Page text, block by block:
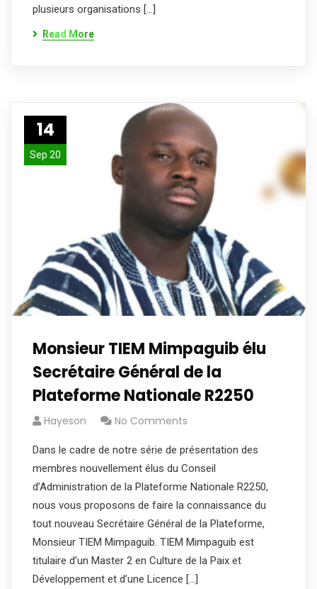
plusieurs organisations […]
Read More
14
Sep 20
Monsieur TIEM Mimpaguib élu
Secrétaire Général de la
Plateforme Nationale R2250
Hayeson No Comments
Dans le cadre de notre série de présentation des
membres nouvellement élus du Conseil
d’Administration de la Plateforme Nationale R2250,
nous vous proposons de faire la connaissance du
tout nouveau Secrétaire Général de la Plateforme,
Monsieur TIEM Mimpaguib. TIEM Mimpaguib est
titulaire d’un Master 2 en Culture de la Paix et
Développement et d’une Licence […]